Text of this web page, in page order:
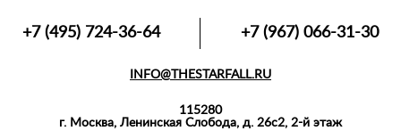
+7 (495) 724-36-64 +7 (967) 066-31-30
INFO@THESTARFALL.RU
115280
г. Москва, Ленинская Слобода, д. 26с2, 2-й этаж